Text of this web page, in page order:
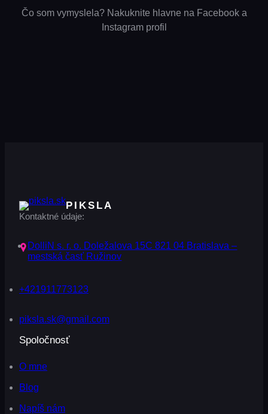
Čo som vymyslela? Nakuknite hlavne na Facebook a
Instagram profil
PIKSLA
Kontaktné údaje:
DolliN s. r. o. Doležalova 15C 821 04 Bratislava –
mestská časť Ružinov
+421911773123
piksla.sk@gmail.com
Spoločnosť
O mne
Blog
Napíš nám